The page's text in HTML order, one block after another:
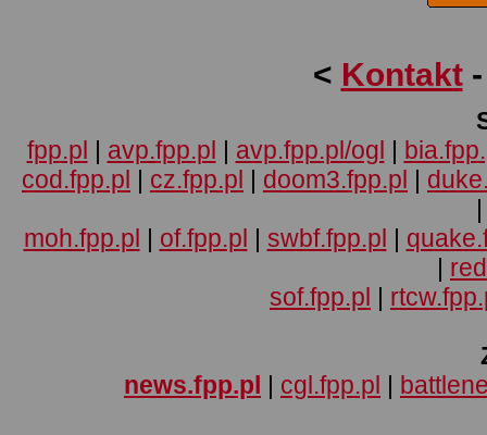
< Kontakt
fpp.pl | avp.fpp.pl | avp.fpp.pl/ogl |
cod.fpp.pl | cz.fpp.pl | doom3.fpp.pl |
moh.fpp.pl | of.fpp.pl | swbf.fpp.pl |
|
sof.fpp.pl |
news.fpp.pl | cgl.fpp.pl |